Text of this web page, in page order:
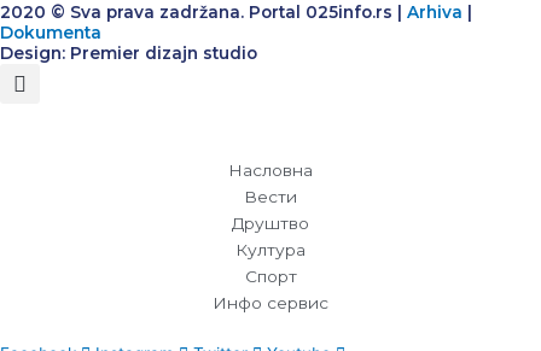
2020 © Sva prava zadržana. Portal 025info.rs | Arhiva
Dokumenta
Design: Premier dizajn studio
Насловна
Вести
Друштво
Култура
Спорт
Инфо сервис